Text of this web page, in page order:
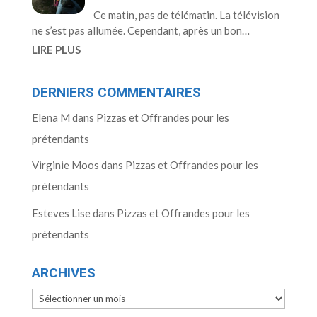
Ce matin, pas de télématin. La télévision
ne s’est pas allumée. Cependant, après un bon…
LIRE PLUS
DERNIERS COMMENTAIRES
Elena M dans Pizzas et Offrandes pour les
prétendants
Virginie Moos dans Pizzas et Offrandes pour les
prétendants
Esteves Lisedans Pizzas et Offrandes pour les
prétendants
ARCHIVES
Archives